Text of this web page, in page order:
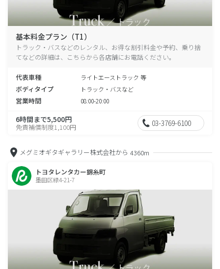
基本料金プラン（T1）
トラック・バスなどのレンタル、お得な割引料金や予約、乗り捨
てなどの詳細は、こちらから各店舗にお電話ください。
代表車種 ライトエーストラック 等
ボディタイプ トラック・バスなど
営業時間 08:00-20:00
6時間まで5,500円
免責補償制度1,100円 03-3769-6100
メグミオギタギャラリー株式会社から 4360m
トヨタレンタカー錦糸町
墨田区緑4-21-7